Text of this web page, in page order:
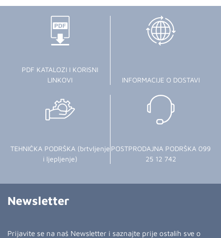
PDF KATALOZI I KORISNI
LINKOVI
INFORMACIJE O DOSTAVI
TEHNIČKA PODRŠKA (brtvljenje
i ljepljenje)
POSTPRODAJNA PODRŠKA 099
25 12 742
Newsletter
Prijavite se na naš Newsletter i saznajte prije ostalih sve o